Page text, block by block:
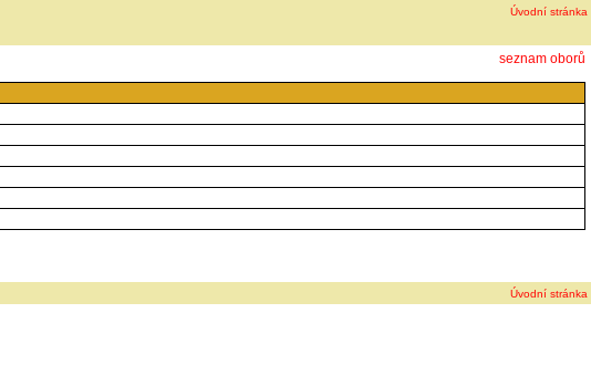
Úvodní stránka
seznam oborů
Úvodní stránka